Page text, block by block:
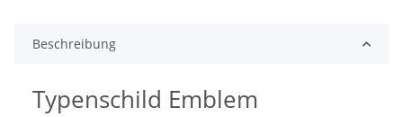
Beschreibung
Typenschild Emblem